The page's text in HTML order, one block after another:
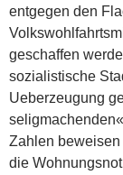
entgegen den
geschaffen
sozialistische
Ueberzeugung
Zahlen
die